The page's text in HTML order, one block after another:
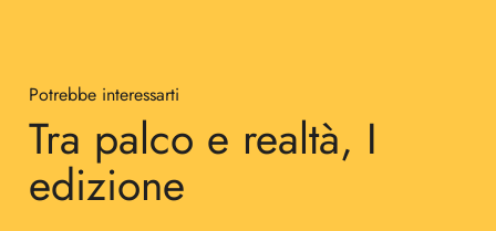
Potrebbe interessarti
Tra palco e realtà, I
edizione